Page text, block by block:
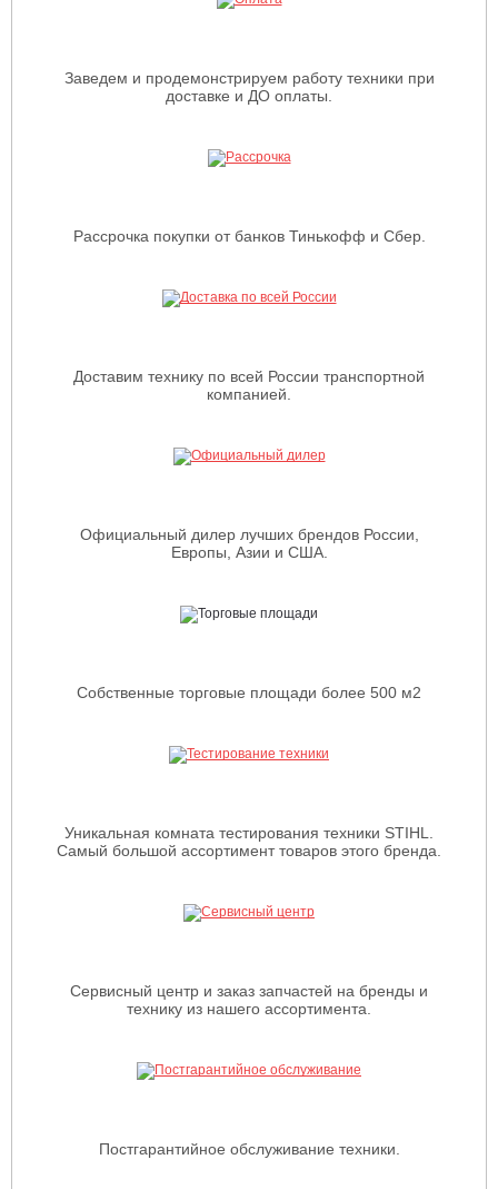
Заведем и продемонстрируем работу техники при
доставке и ДО оплаты.
Рассрочка покупки от банков Тинькофф и Сбер.
Доставим технику по всей России транспортной
компанией.
Официальный дилер лучших брендов России,
Европы, Азии и США.
Собственные торговые площади более 500 м2
Уникальная комната тестирования техники STIHL.
Самый большой ассортимент товаров этого бренда.
Сервисный центр и заказ запчастей на бренды и
технику из нашего ассортимента.
Постгарантийное обслуживание техники.